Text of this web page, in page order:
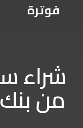
فوترة
شراء